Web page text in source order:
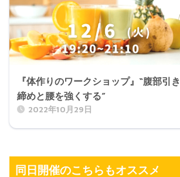
『体作りのワークショップ』“腹部引き
締めと腰を強くする”
2022年10月29日
同日開催のこちらもオススメ